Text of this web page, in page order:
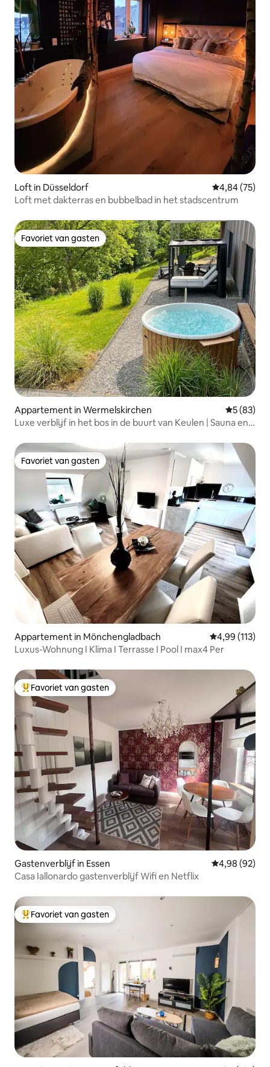
Loft in Düsseldorf Gemiddelde
4,84 (75)
Loft met dakterras en bubbelbad in het stadscentrum
Favoriet van gasten
Favoriet van gasten
Appartement in Wermelskirchen
5 (83)
Luxe verblijf in het bos in de buurt van Keulen | Sauna en
Favoriet van gasten
Favoriet van gasten
Appartement in Mönchengladbach Gemiddelde
4,99 (113)
Luxus-Wohnung I Klima I Terrasse I Pool I max4 Per
Topfavoriet van gasten
Favoriet van gasten
Gastenverblijf in Essen Gemiddelde
4,98 (92)
Casa Iallonardo gastenverblijf Wifi en Netflix
Topfavoriet van gasten
Favoriet van gasten